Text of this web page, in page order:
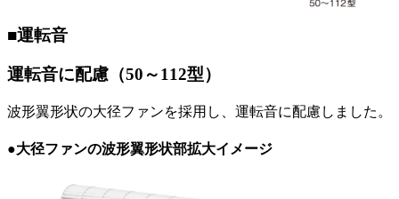
■運転音
運転音に配慮（50～112型）
波形翼形状の大径ファンを採用し、運転音に配慮しました。
●大径ファンの波形翼形状部拡大イメージ